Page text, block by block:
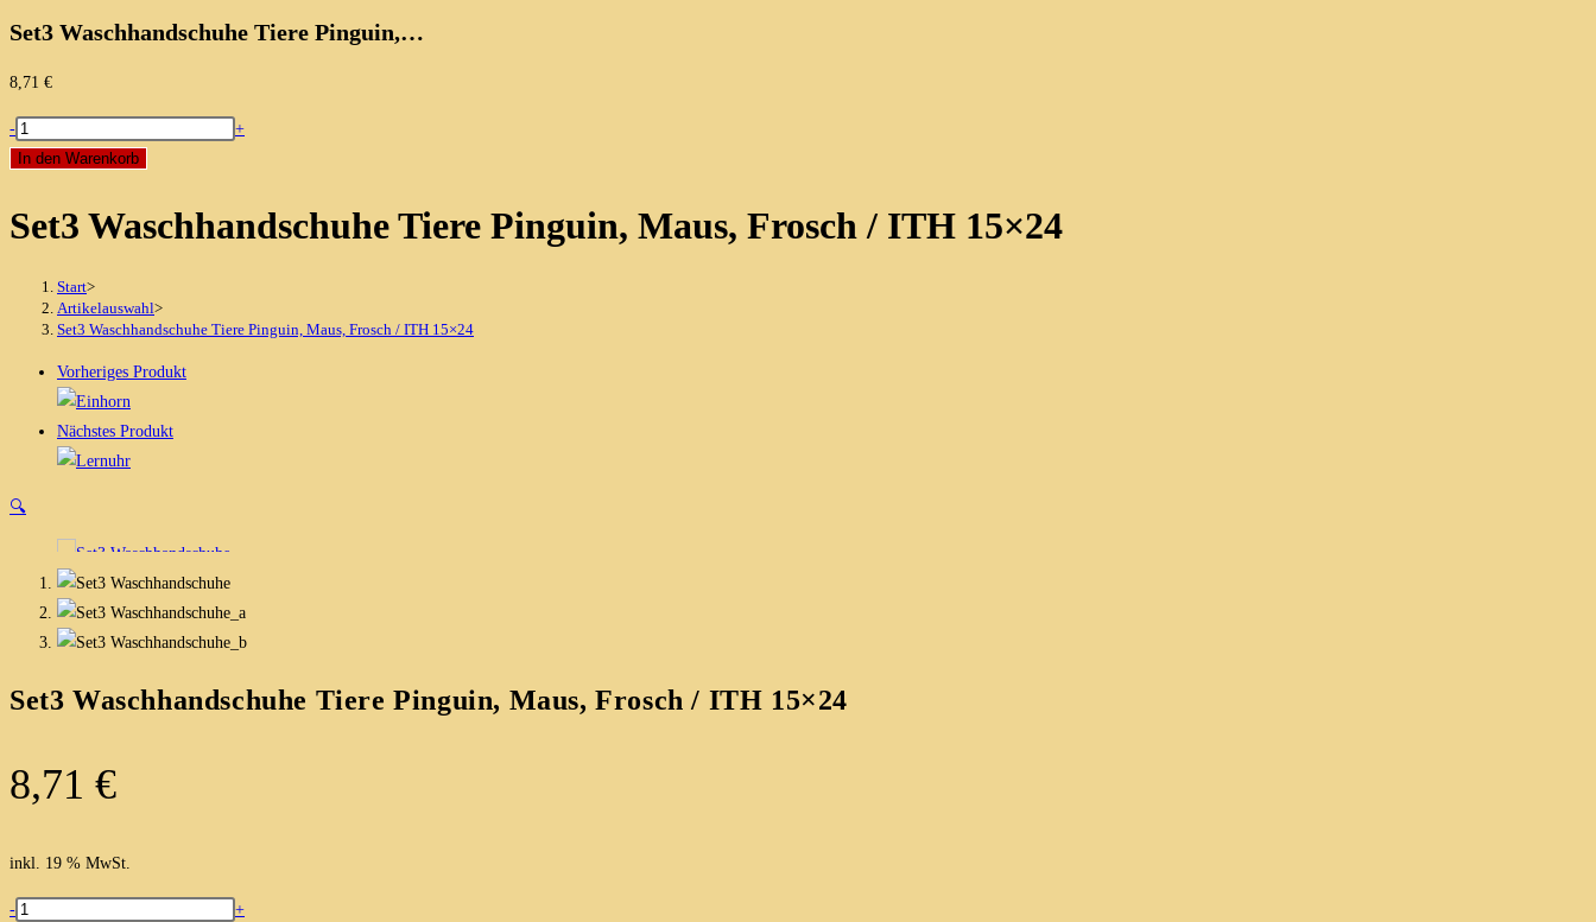
Set3 Waschhandschuhe Tiere Pinguin,…
8,71 €
Set3
Waschhandschuhe
Pinguin,
-
+
In den Warenkorb
Set3 Waschhandschuhe Tiere Pinguin, Maus, Frosch / ITH 15×24
Start>
Artikelauswahl>
Set3 Waschhandschuhe Tiere Pinguin, Maus, Frosch / ITH 15×24
Vorheriges Produkt
Nächstes Produkt
🔍
Set3 Waschhandschuhe Tiere Pinguin, Maus, Frosch / ITH 15×24
8,71 €
inkl. 19 % MwSt.
Set3
- +